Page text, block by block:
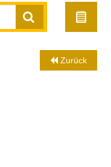
Zurück